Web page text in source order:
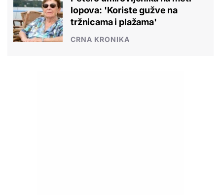
lopova: 'Koriste gužve na
tržnicama i plažama'
CRNA KRONIKA